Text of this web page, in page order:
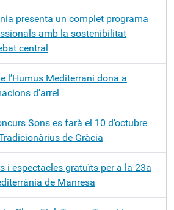
presenta un complet programa
amb la sostenibilitat
central
l’Humus Mediterrani dona a
d’arrel
Sons es farà el 10 d’octubre
de Gràcia
i espectacles gratuïts per a la 23a
de Manresa